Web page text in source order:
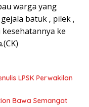
warga yang
batuk , pilek ,
ke
LPSK Perwakilan
Bawa Semangat